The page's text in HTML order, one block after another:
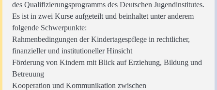
des Qualifizierungsprogramms des Deutschen Jugendinstitutes.
Es ist in zwei Kurse aufgeteilt und beinhaltet unter anderem
folgende Schwerpunkte:
Rahmenbedingungen der Kindertagespflege in rechtlicher,
finanzieller und institutioneller Hinsicht
Förderung von Kindern mit Blick auf Erziehung, Bildung und
Betreuung
Kooperation und Kommunikation zwischen